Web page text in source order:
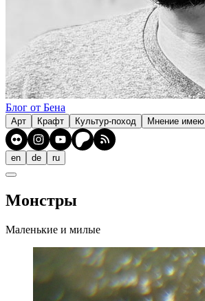
Блог от Бена
Арт Крафт Культур-поход Мнение имею
en de ru
Монстры
Маленькие и милые